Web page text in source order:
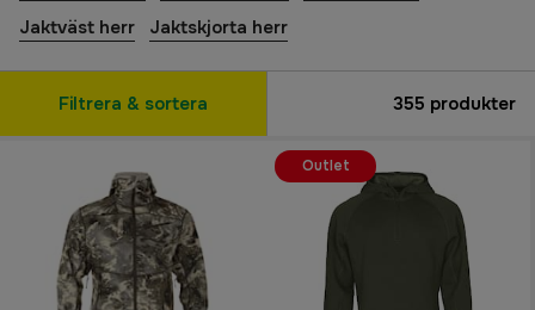
Jaktväst herr
Jaktskjorta herr
Filtrera & sortera 355 produkter
Outlet